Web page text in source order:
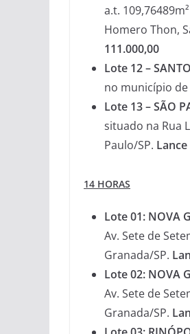
a.t.
Homero Thon,
111.000,00
Lote 12 –
no município de
Lote 13 – SÃO
situado na Rua
Paulo/SP.
14 HORAS
Lote 01: NOVA
Av. Sete de
Granada/SP.
Lote 02: NOVA
Av. Sete de
Granada/SP.